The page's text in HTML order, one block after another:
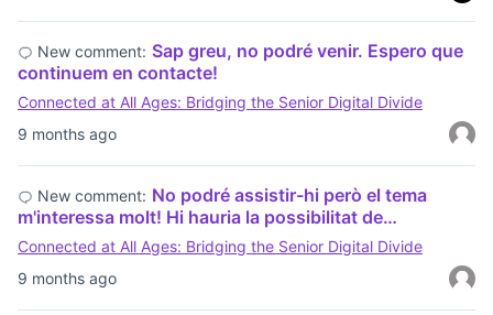
9 months ago
New comment: Sap greu, no podré venir. Espero que
continuem en contacte!
Connected at All Ages: Bridging the Senior Digital Divide
9 months ago
New comment: No podré assistir-hi però el tema
m'interessa molt! Hi hauria la possibilitat de…
Connected at All Ages: Bridging the Senior Digital Divide